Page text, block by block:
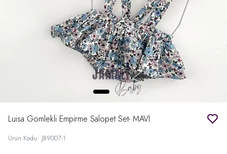
Luisa Gömlekli Empirme Salopet Set- MAVİ
Ürün Kodu: JB9007-1